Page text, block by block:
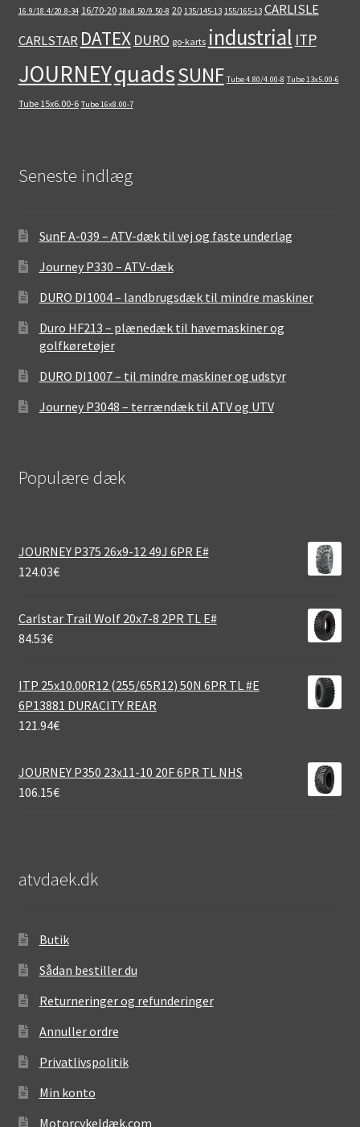
16.9/18.4/20.8-34 16/70-20 18x8.50/9.50-8 20 135/145-13 155/165-13 CARLISLE
CARLSTAR DATEX DURO go-karts industrial ITP
JOURNEYquadsSUNF Tube 4.80/4.00-8 Tube 13x5.00-6
Tube 15x6.00-6 Tube 16x8.00-7
Seneste indlæg
SunF A-039 – ATV-dæk til vej og faste underlag
Journey P330 – ATV-dæk
DURO DI1004 – landbrugsdæk til mindre maskiner
Duro HF213 – plænedæk til havemaskiner og
golfkøretøjer
DURO DI1007 – til mindre maskiner og udstyr
Journey P3048 – terrændæk til ATV og UTV
Populære dæk
JOURNEY P375 26x9-12 49J 6PR E#
124.03€
Carlstar Trail Wolf 20x7-8 2PR TL E#
84.53€
ITP 25x10.00R12 (255/65R12) 50N 6PR TL #E
6P13881 DURACITY REAR
121.94€
JOURNEY P350 23x11-10 20F 6PR TL NHS
106.15€
atvdaek.dk
Butik
Sådan bestiller du
Returneringer og refunderinger
Annuller ordre
Privatlivspolitik
Min konto
Motorcykeldæk.com